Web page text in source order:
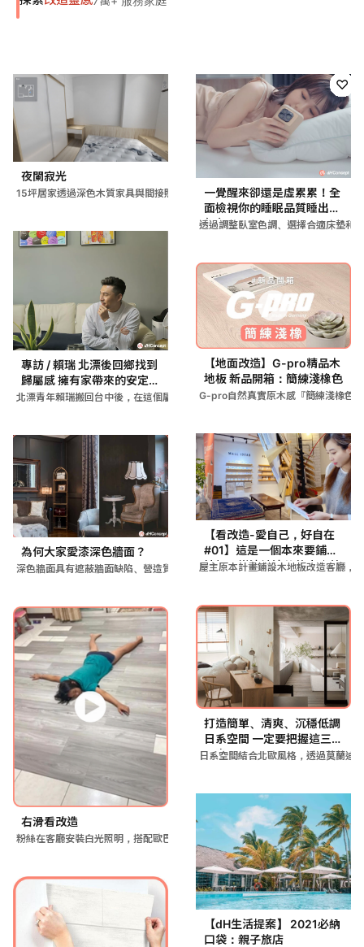
夜闌寂光
15坪居家透過深色木質家具與間接照明營造夜間氛圍，搭配灰色調
♡
專訪 / 賴瑞 北漂後回鄉找到
歸屬感 擁有家帶來的安定力
量
北漂青年賴瑞搬回台中後，在這個屬於自己可以放鬆的家中找到內心
♡
為何大家愛漆深色牆面？
深色牆面具有遮蔽牆面缺陷、營造質感空間的優點，可透過油漆選擇
♡
右滑看改造
粉絲在客廳安裝白光照明，搭配歐巴地板的哥本森林花色，透過地面
♡
♡
♡
♡
♡
♡
♡
♡
♡
♡
♡
♡
♡
♡
♡
♡
♡
♡
♡
♡
♡
♡
♡
♡
♡
♡
♡
♡
♡
♡
♡
♡
♡
♡
♡
♡
♡
♡
一覺醒來卻還是虛累累！全
面檢視你的睡眠品質睡出好
氣色
透過調整臥室色調、選擇合適床墊和
♡
【地面改造】G-pro精品木
地板 新品開箱：簡練淺橡色
G-pro自然真實原木感『簡練淺橡色』
♡
【看改造-愛自己，好自在
#01】這是一個本來要鋪木
地板，變漆油漆的故事｜美
屋主原本計畫鋪設木地板改造客廳，
♡
打造簡單、清爽、沉穩低調
日系空間 一定要把握這三大
元素！
日系空間結合北歐風格，透過莫蘭迪
♡
【dH生活提案】 2021必納
口袋：親子旅店
♡
♡
♡
♡
♡
♡
♡
♡
♡
♡
♡
♡
♡
♡
♡
♡
♡
♡
♡
♡
♡
♡
♡
♡
♡
♡
♡
♡
♡
♡
♡
♡
♡
♡
♡
♡
♡